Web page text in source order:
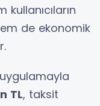
de ekonomik
TL, taksit